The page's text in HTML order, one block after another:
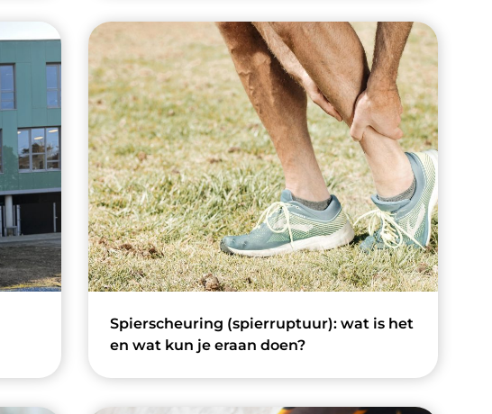
Spierscheuring (spierruptuur): wat is het
en wat kun je eraan doen?